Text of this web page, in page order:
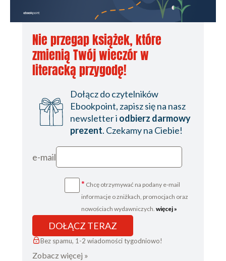
Nie przegap książek, które
zmienią Twój wieczór w
literacką przygodę!
Dołącz do czytelników
Ebookpoint, zapisz się na nasz
newsletter i odbierz darmowy
prezent. Czekamy na Ciebie!
e-mail
* Chcę otrzymywać na podany e-mail
informacje o zniżkach, promocjach oraz
nowościach wydawniczych. więcej »
DOŁĄCZ TERAZ
Bez spamu, 1-2 wiadomości tygodniowo!
Zobacz więcej »